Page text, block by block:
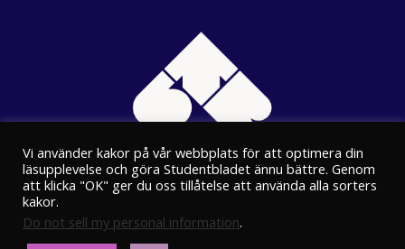
Vi använder kakor på vår webbplats för att optimera din
läsupplevelse och göra Studentbladet ännu bättre. Genom
att klicka "OK" ger du oss tillåtelse att använda alla sorters
kakor.
Do not sell my personal information.